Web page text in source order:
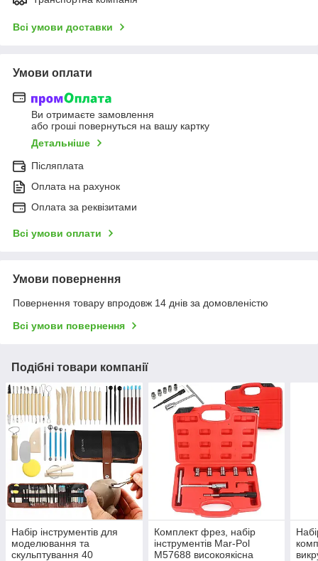
Всі умови доставки
Умови оплати
Ви отримаєте замовлення
або гроші повернуться на вашу картку
Детальніше
Післяплата
Оплата на рахунок
Оплата за реквізитами
Всі умови оплати
Умови повернення
Повернення товару впродовж 14 днів за домовленістю
Всі умови повернення
Подібні товари компанії
Набір інструментів для
моделювання та
скульптування 40
Комплект фрез, набір
інструментів Mar-Pol
M57688 високоякісна